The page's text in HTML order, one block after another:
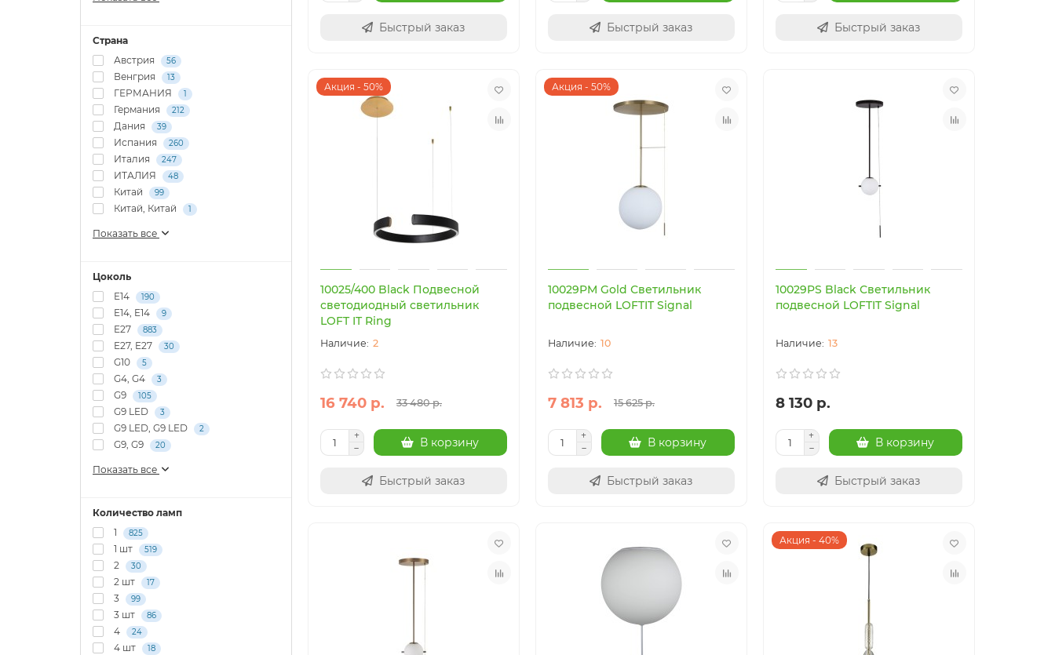
Страна
Австрия
56
Венгрия 13
ГЕРМАНИЯ 1
Германия 212
Дания 39
Испания 260
Италия 247
ИТАЛИЯ 48
Китай 99
Китай, Китай 1
Показать все
Цоколь
E14
190
E14, E14 9
E27 883
E27, E27 30
G10 5
G4, G4 3
G9 105
G9 LED 3
G9 LED, G9 LED 2
G9, G9 20
Показать все
Количество ламп
1
825
1 шт 519
2 30
2 шт 17
3 99
3 шт 86
4 24
4 шт 18
Быстрый заказ Быстрый заказ Быстрый заказ
Акция - 50%
10025/400 Black Подвесной
светодиодный светильник
LOFT IT Ring
2
16 740 р. 33 480 р.
В корзину
Быстрый заказ
Акция - 50%
10029PM Gold Светильник
подвесной LOFTIT Signal
10
7 813 р. 15 625 р.
В корзину
Быстрый заказ
10029PS Black Светильник
подвесной LOFTIT Signal
13
8 130 р.
В корзину
Быстрый заказ
Акция - 40%